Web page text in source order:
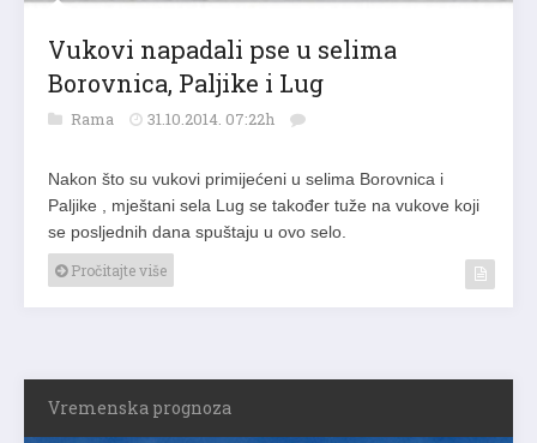
Vukovi napadali pse u selima
Borovnica, Paljike i Lug
Rama 31.10.2014. 07:22h
Nakon što su vukovi primijećeni u selima Borovnica i
Paljike , mještani sela Lug se također tuže na vukove koji
se posljednih dana spuštaju u ovo selo.
Pročitajte više
Vremenska prognoza